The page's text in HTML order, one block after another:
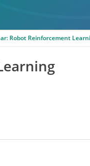
Robot Reinforcement